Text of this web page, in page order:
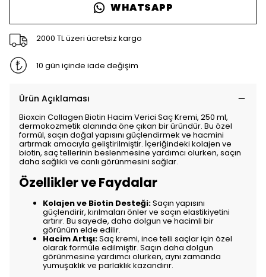
WHATSAPP
2000 TL üzeri ücretsiz kargo
10 gün içinde iade değişim
Ürün Açıklaması
Bioxcin Collagen Biotin Hacim Verici Saç Kremi, 250 ml,
dermokozmetik alanında öne çıkan bir üründür. Bu özel
formül, saçın doğal yapısını güçlendirmek ve hacmini
artırmak amacıyla geliştirilmiştir. İçeriğindeki kolajen ve
biotin, saç tellerinin beslenmesine yardımcı olurken, saçın
daha sağlıklı ve canlı görünmesini sağlar.
Özellikler ve Faydalar
Kolajen ve Biotin Desteği:Saçın yapısını
güçlendirir, kırılmaları önler ve saçın elastikiyetini
artırır. Bu sayede, daha dolgun ve hacimli bir
görünüm elde edilir.
Hacim Artışı:Saç kremi, ince telli saçlar için özel
olarak formüle edilmiştir. Saçın daha dolgun
görünmesine yardımcı olurken, aynı zamanda
yumuşaklık ve parlaklık kazandırır.